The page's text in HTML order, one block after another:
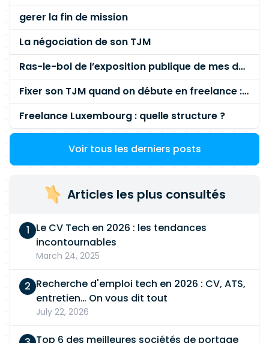
gerer la fin de mission
La négociation de son TJM
Ras-le-bol de l’exposition publique de mes données personnelles liées à mon entreprise
Fixer son TJM quand on débute en freelance : la méthode mathématique (et pas au feeling) 🛑
Freelance Luxembourg : quelle structure ?
Voir tous les derniers posts
Articles les plus consultés
Le CV Tech en 2026 : les tendances
incontournables
March 24, 2025
Recherche d'emploi tech en 2026 : CV, ATS,
entretien… On vous dit tout
July 22, 2026
Top 6 des meilleures sociétés de portage